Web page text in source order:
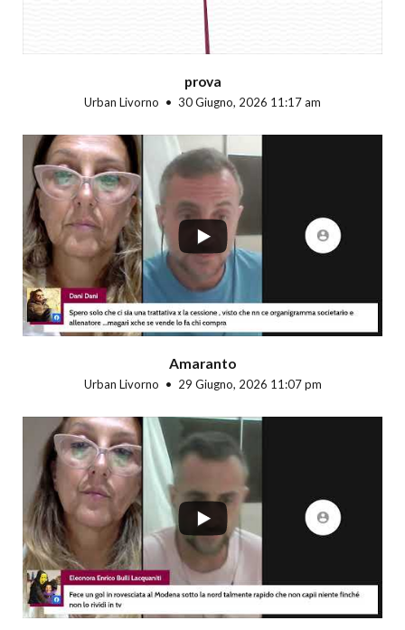
prova
Urban Livorno 30 Giugno, 2026 11:17 am
Amaranto
Urban Livorno 29 Giugno, 2026 11:07 pm